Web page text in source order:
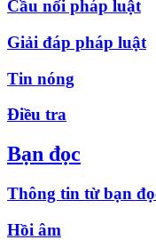
Cầu nối pháp luật
Giải đáp pháp luật
Tin nóng
Điều tra
Bạn đọc
Thông tin từ bạn
Hồi âm